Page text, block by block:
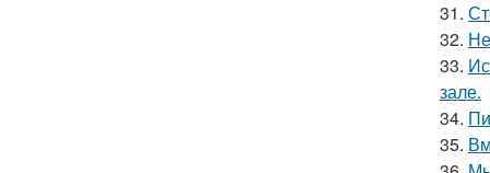
31.
32.
33.
зале.
34.
35.